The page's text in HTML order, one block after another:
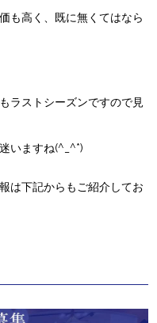
も高く、既に無くてはなら
ラストシーズンですので見
いますね(^_^*)
は下記からもご紹介してお